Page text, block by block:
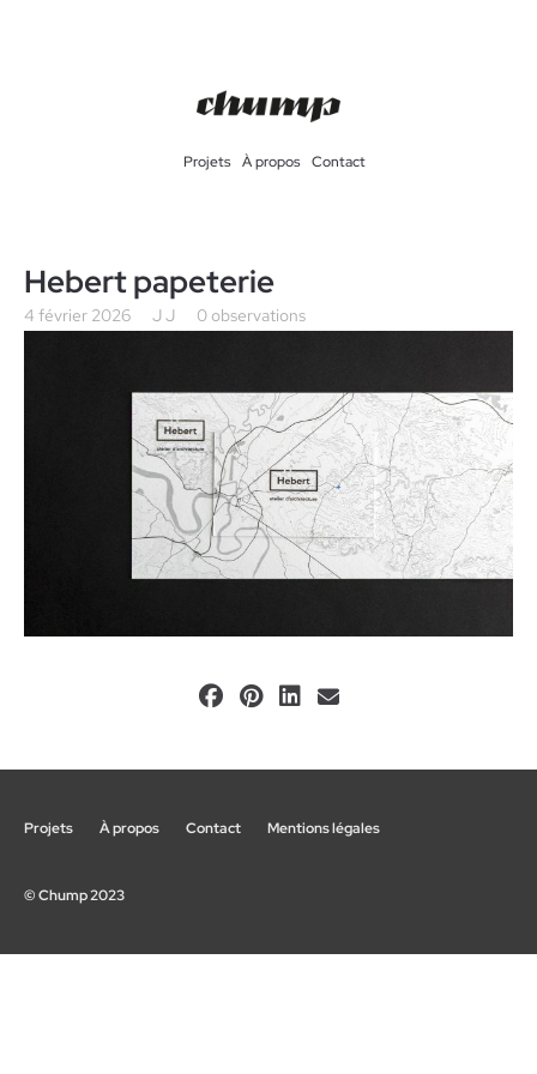
Projets À propos Contact
Hebert papeterie
4 février 2026 J J 0 observations
Projets À propos Contact Mentions légales
© Chump 2023